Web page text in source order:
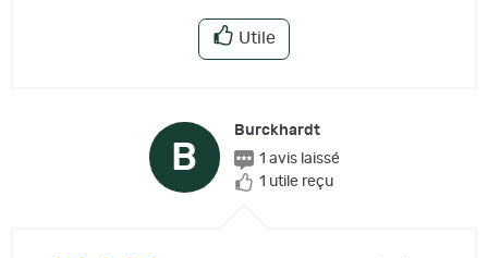
Utile
B
Burckhardt
1 avis laissé
1 utile reçu